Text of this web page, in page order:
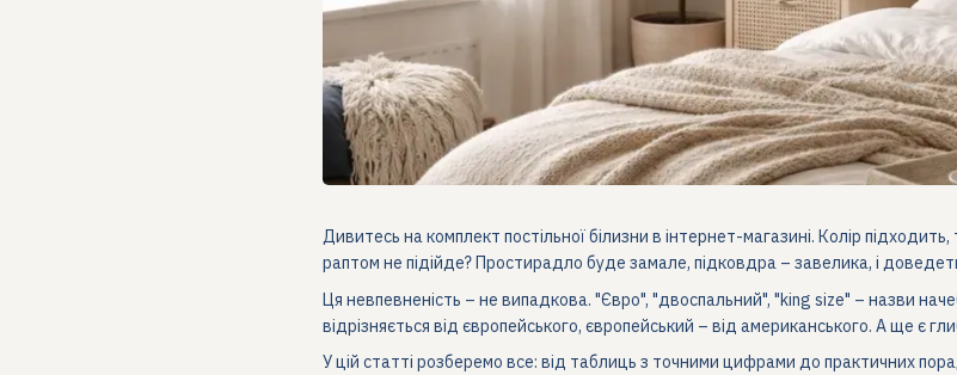
Дивитесь на комплект постільної білизни в інтернет-магазині. Колір
раптом не підійде? Простирадло буде замале, підковдра – завелика, і
Ця невпевненість – не випадкова. "Євро", "двоспальний", "king size" – назви
відрізняється від європейського, європейський – від американського. А ще є
У цій статті розберемо все: від таблиць з точними цифрами до практичних